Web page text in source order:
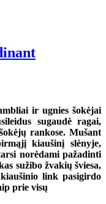
ir ugnies šokėjai
sugaudė ragai,
rankose. Mušant
kiaušinį slėnyje,
norėdami pažadinti
sužibo žvakių šviesa,
link pasigirdo
prie visų